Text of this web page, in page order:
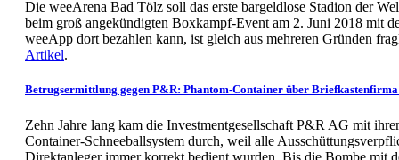
Die weeArena Bad Tölz soll das erste bargeldlose Stadion der
beim groß angekündigten Boxkampf-Event am 2. Juni 2018 mit
weeApp dort bezahlen kann, ist gleich aus mehreren Gründen
Artikel.
Betrugsermittlung gegen P&R: Phantom-Container über
Zehn Jahre lang kam die Investmentgesellschaft P&R AG mit
Container-Schneeballsystem durch, weil alle
Direktanleger immer korrekt bedient wurden. Bis die Bombe mit